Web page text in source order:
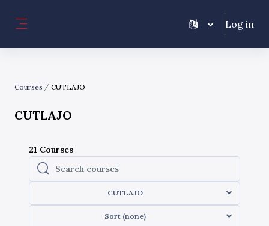
Log in
Courses CUTLAJO
CUTLAJO
21 Courses
Search courses
Search courses
CUTLAJO
Sort (none)